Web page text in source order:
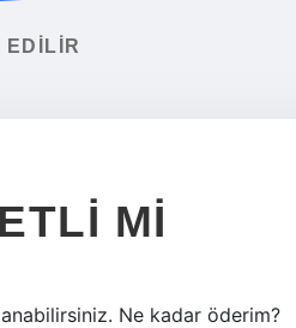
MI
Ne kadar öderim?